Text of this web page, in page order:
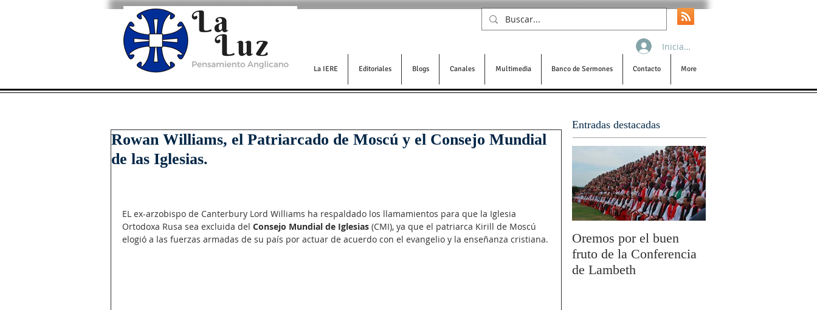
La IERE Editoriales Blogs Canales Multimedia Banco de Sermones Contacto More
Iniciar sesión
Rowan Williams, el Patriarcado de Moscú y el Consejo Mundial
de las Iglesias.
EL ex-arzobispo de Canterbury Lord Williams ha respaldado los llamamientos para que la Iglesia
Ortodoxa Rusa sea excluida del Consejo Mundial de Iglesias (CMI), ya que el patriarca Kirill de Moscú
elogió a las fuerzas armadas de su país por actuar de acuerdo con el evangelio y la enseñanza cristiana.
Entradas destacadas
Oremos por el buen
fruto de la Conferencia
de Lambeth